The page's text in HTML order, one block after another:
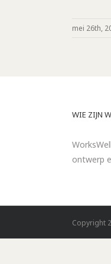
mei 26th,
WIE ZIJN
ontwerp
Copyright